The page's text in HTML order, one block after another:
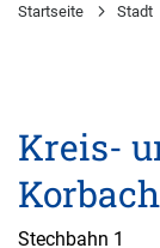
Startseite Stadt
Kreis-
Korbach
Stechbahn 1